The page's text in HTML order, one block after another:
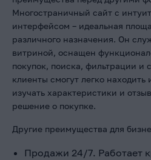
Многостраничный сайт с
интерфейсом – идеальная
различного назначения. Он
витриной, оснащен
покупок, поиска, фильтрации и
клиенты смогут легко
изучать характеристики и
решение о покупке.
Другие преимущества для
Продажи 24/7. Работает